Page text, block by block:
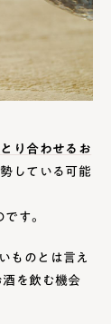
り合わせるお
している可能
す。
ものとは言え
を飲む機会